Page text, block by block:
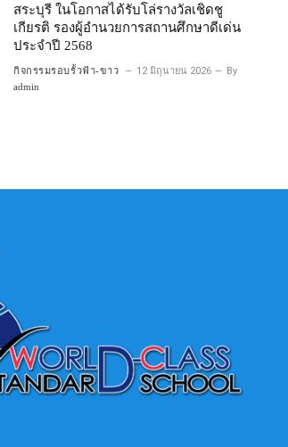
สระบุรี ในโอกาสได้รับโล่รางวัลเชิดชู
เกียรติ รองผู้อำนวยการสถานศึกษาดีเด่น
ประจำปี 2568
กิจกรรมรอบรั้วฟ้า-ขาว 12 มิถุนายน 2026 By
admin